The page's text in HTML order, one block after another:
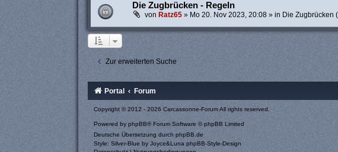
Die Zugbrücken - Regeln
von Ratz65» Mo 20. Nov 2023, 20:08» in Die Zugbrücken
Zur erweiterten Suche
Portal Forum
Copyright © 2012 - 2026 Carcassonne-Forum All rights reserved.
Powered by phpBB® Forum Software © phpBB Limited
Deutsche Übersetzung durch phpBB.de
Style: Silver-Blue by Joyce&LunaphpBB-Style-Design